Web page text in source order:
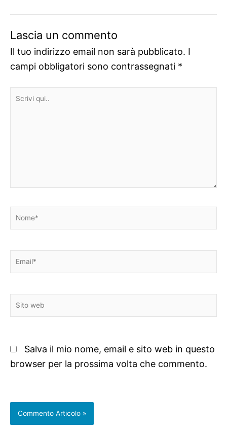
Lascia un commento
Il tuo indirizzo email non sarà pubblicato. I
campi obbligatori sono contrassegnati *
Scrivi
Nome*
Email*
Sito
web
Salva il mio nome, email e sito web in questo
browser per la prossima volta che commento.